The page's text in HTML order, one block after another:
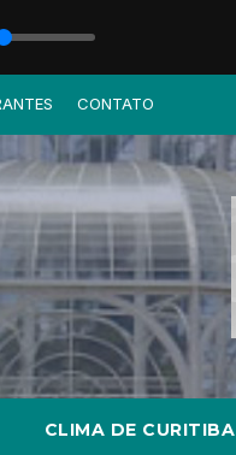
CONTATO
CLIMA DE CURITIBA